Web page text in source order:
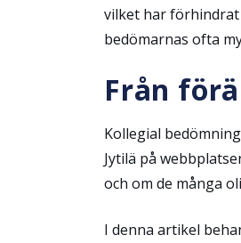
vilket har
bedömarnas ofta
Från
Kollegial
Jytilä på
och om de många
I denna artikel